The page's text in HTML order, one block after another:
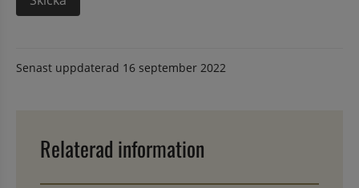
Senast uppdaterad 16 september 2022
Relaterad information